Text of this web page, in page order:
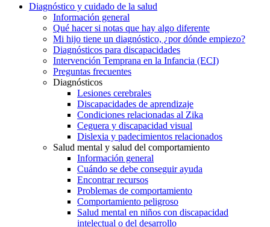
Diagnóstico y cuidado de la salud
Información general
Qué hacer si notas que hay algo diferente
Mi hijo tiene un diagnóstico, ¿por dónde empiezo?
Diagnósticos para discapacidades
Intervención Temprana en la Infancia (ECI)
Preguntas frecuentes
Diagnósticos
Lesiones cerebrales
Discapacidades de aprendizaje
Condiciones relacionadas al Zika
Ceguera y discapacidad visual
Dislexia y padecimientos relacionados
Salud mental y salud del comportamiento
Información general
Cuándo se debe conseguir ayuda
Encontrar recursos
Problemas de comportamiento
Comportamiento peligroso
Salud mental en niños con discapacidad
intelectual o del desarrollo